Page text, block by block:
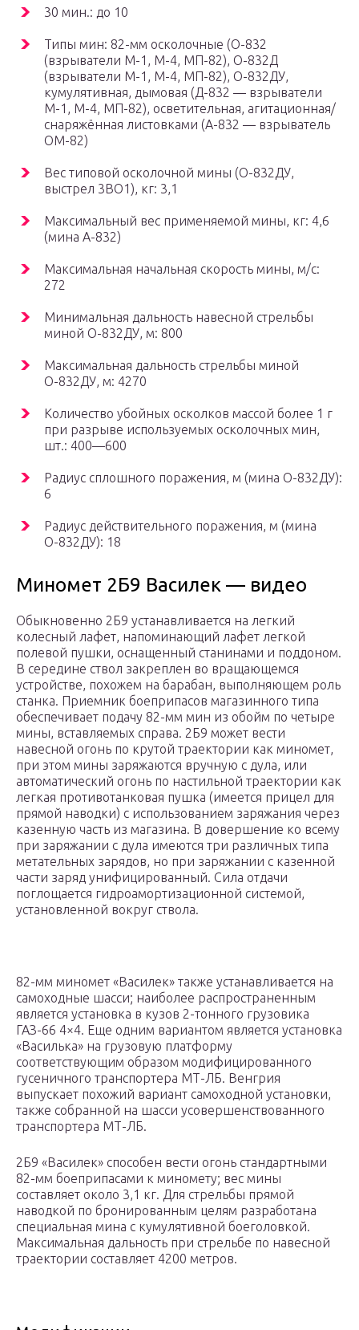
30 мин.: до 10
Типы мин: 82-мм осколочные (О-832
(взрыватели М-1, М-4, МП-82), О-832Д
(взрыватели М-1, М-4, МП-82), О-832ДУ,
кумулятивная, дымовая (Д-832 — взрыватели
М-1, М-4, МП-82), осветительная, агитационная/
снаряжённая листовками (А-832 — взрыватель
ОМ-82)
Вес типовой осколочной мины (О-832ДУ,
выстрел 3ВО1), кг: 3,1
Максимальный вес применяемой мины, кг: 4,6
(мина А-832)
Максимальная начальная скорость мины, м/с:
272
Минимальная дальность навесной стрельбы
миной О-832ДУ, м: 800
Максимальная дальность стрельбы миной
О-832ДУ, м: 4270
Количество убойных осколков массой более 1 г
при разрыве используемых осколочных мин,
шт.: 400—600
Радиус сплошного поражения, м (мина О-832ДУ):
6
Радиус действительного поражения, м (мина
О-832ДУ): 18
Миномет 2Б9 Василек — видео
Обыкновенно 2Б9 устанавливается на легкий
колесный лафет, напоминающий лафет легкой
полевой пушки, оснащенный станинами и поддоном.
В середине ствол закреплен во вращающемся
устройстве, похожем на барабан, выполняющем роль
станка. Приемник боеприпасов магазинного типа
обеспечивает подачу 82-мм мин из обойм по четыре
мины, вставляемых справа. 2Б9 может вести
навесной огонь по крутой траектории как миномет,
при этом мины заряжаются вручную с дула, или
автоматический огонь по настильной траектории как
легкая противотанковая пушка (имеется прицел для
прямой наводки) с использованием заряжания через
казенную часть из магазина. В довершение ко всему
при заряжании с дула имеются три различных типа
метательных зарядов, но при заряжании с казенной
части заряд унифицированный. Сила отдачи
поглощается гидроамортизационной системой,
установленной вокруг ствола.
82-мм миномет «Василек» также устанавливается на
самоходные шасси; наиболее распространенным
является установка в кузов 2-тонного грузовика
ГАЗ-66 4×4. Еще одним вариантом является установка
«Василька» на грузовую платформу
соответствующим образом модифицированного
гусеничного транспортера МТ-ЛБ. Венгрия
выпускает похожий вариант самоходной установки,
также собранной на шасси усовершенствованного
транспортера МТ-ЛБ.
2Б9 «Василек» способен вести огонь стандартными
82-мм боеприпасами к миномету; вес мины
составляет около 3,1 кг. Для стрельбы прямой
наводкой по бронированным целям разработана
специальная мина с кумулятивной боеголовкой.
Максимальная дальность при стрельбе по навесной
траектории составляет 4200 метров.